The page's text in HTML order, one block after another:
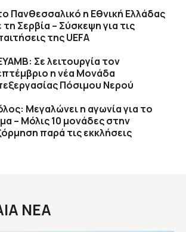
Πανθεσσαλικό η Εθνική Ελλάδας
τη Σερβία – Σύσκεψη για τις
της UEFA
Σε λειτουργία τον
η νέα Μονάδα
Πόσιμου Νερού
Μεγαλώνει η αγωνία για το
– Μόλις 10 μονάδες στην
παρά τις εκκλήσεις
ΝΕΑ